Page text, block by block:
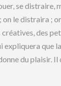
se distraire,
le distraira ;
des
expliquera que
du plaisir.